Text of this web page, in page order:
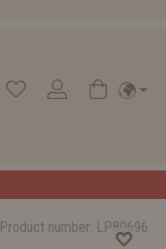
Product number: LP80696